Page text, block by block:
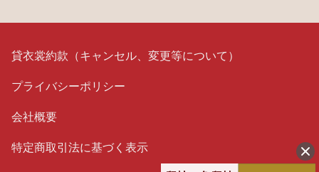
貸衣裳約款（キャンセル、変更等について）
プライバシーポリシー
会社概要
特定商取引法に基づく表示